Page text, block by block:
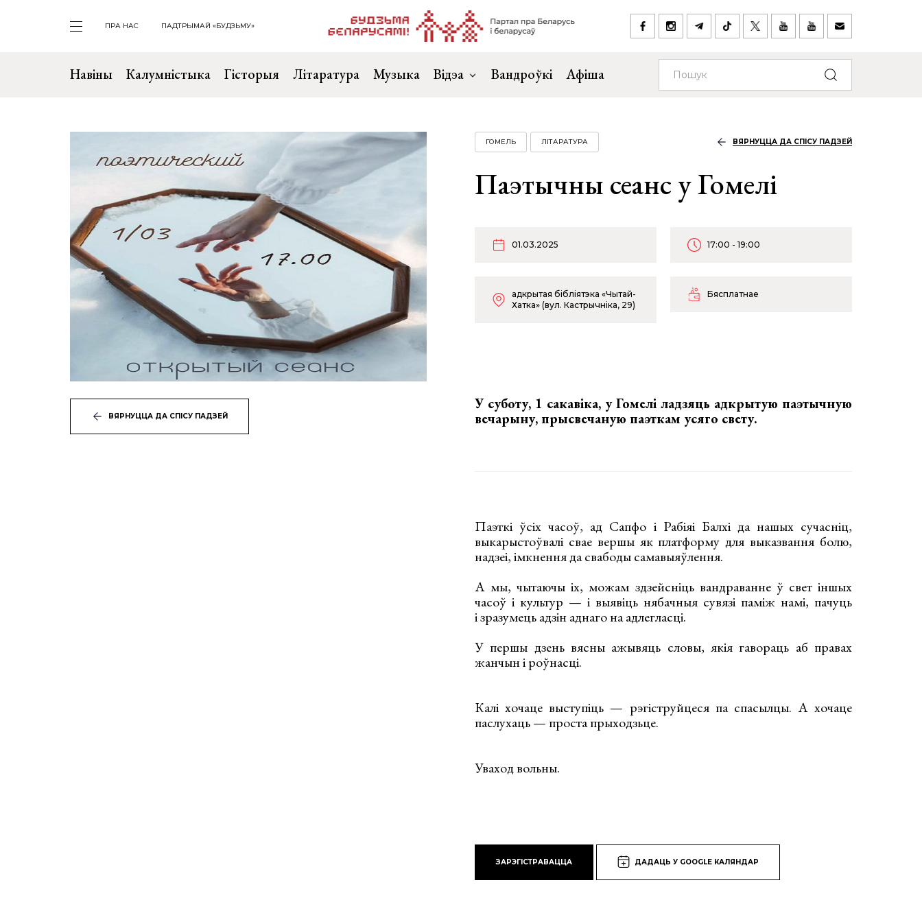
ПРА НАС ПАДТРЫМАЙ «БУДЗЬМУ»
Навіны Калумністыка Гісторыя Літаратура Музыка Відэа Вандроўкі Афіша
ВЯРНУЦЦА ДА СПІСУ ПАДЗЕЙ
ГОМЕЛЬ ЛІТАРАТУРА ВЯРНУЦЦА ДА СПІСУ ПАДЗЕЙ
Паэтычны сеанс у Гомелі
01.03.2025 17:00 - 19:00
адкрытая бібліятэка «Чытай-
Хатка» (вул. Кастрычніка, 29)
Бясплатнае
У суботу, 1 сакавіка, у Гомелі ладзяць адкрытую паэтычную
вечарыну, прысвечаную паэткам усяго свету.
Паэткі ўсіх часоў, ад Сапфо і Рабіяі Балхі да нашых сучасніц,
выкарыстоўвалі свае вершы як платформу для выказвання болю,
надзеі, імкнення да свабоды самавыяўлення.
А мы, чытаючы іх, можам здзейсніць вандраванне ў свет іншых
часоў і культур — і выявіць нябачныя сувязі паміж намі, пачуць
і зразумець адзін аднаго на адлегласці.
У першы дзень вясны ажывяць словы, якія гавораць аб правах
жанчын і роўнасці.
Калі хочаце выступіць — рэгіструйцеся па спасылцы. А хочаце
паслухаць — проста прыходзьце.
Уваход вольны.
ЗАРЭГІСТРАВАЦЦА ДАДАЦЬ У GOOGLE КАЛЯНДАР